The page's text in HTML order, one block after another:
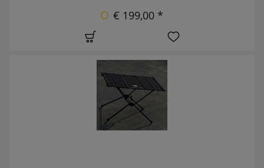
€ 199,00 *